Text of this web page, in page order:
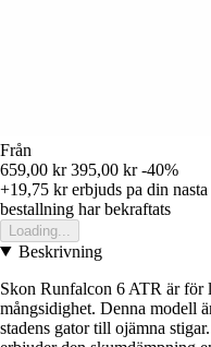
Från
659,00 kr 395,00 kr -40%
+19,75 krerbjuds pa din
bestallning har bekraftats
Loading...
Beskrivning
Skon Runfalcon 6 ATR är för
mångsidighet. Denna modell
stadens gator till ojämna